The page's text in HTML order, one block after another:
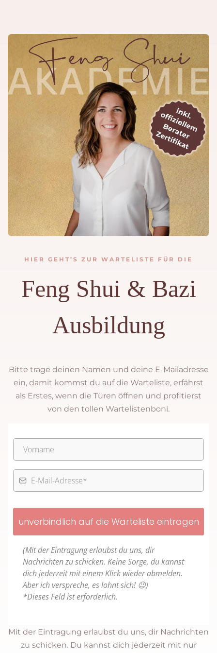
HIER GEHT’S ZUR WARTELISTE FÜR DIE
Feng Shui & Bazi
Ausbildung
Bitte trage deinen Namen und deine E-Mailadresse
ein, damit kommst du auf die Warteliste, erfährst
als Erstes, wenn die Türen öffnen und profitierst
von den tollen Wartelistenboni.
unverbindlich auf die Warteliste eintragen
(Mit der Eintragung erlaubst du uns, dir
Nachrichten zu schicken. Keine Sorge, du kannst
dich jederzeit mit einem Klick wieder abmelden.
Aber ich verspreche, es lohnt sich! 😉)
*Dieses Feld ist erforderlich.
Mit der Eintragung erlaubst du uns, dir Nachrichten
zu schicken. Du kannst dich jederzeit mit nur